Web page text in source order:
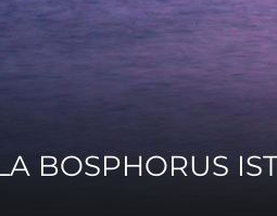
BOSPHORUS